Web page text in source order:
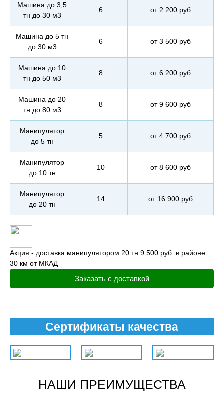
Машина до 3,5
тн до 30 м3
6 от 2 200 руб
Машина до 5 тн
до 30 м3
6 от 3 500 руб
Машина до 10
тн до 50 м3
8 от 6 200 руб
Машина до 20
тн до 80 м3
8 от 9 600 руб
Манипулятор
до 5 тн
5 от 4 700 руб
Манипулятор
до 10 тн
10 от 8 600 руб
Манипулятор
до 20 тн
14 от 16 900 руб
Акция - доставка манипулятором 20 тн 9 500 руб. в районе
30 км от МКАД
Заказать с доставкой
Сертификаты качества
НАШИ ПРЕИМУЩЕСТВА